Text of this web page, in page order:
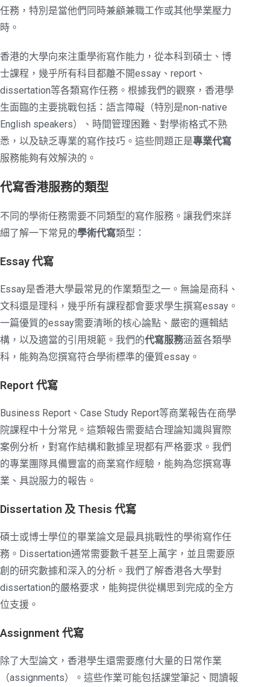
任務，特別是當他們同時兼顧兼職工作或其他學業壓力
時。
香港的大學向來注重學術寫作能力，從本科到碩士、博
士課程，幾乎所有科目都離不開essay、report、
dissertation等各類寫作任務。根據我們的觀察，香港學
生面臨的主要挑戰包括：語言障礙（特別是non-native
English speakers）、時間管理困難、對學術格式不熟
悉，以及缺乏專業的寫作技巧。這些問題正是專業代寫
服務能夠有效解決的。
代寫香港服務的類型
不同的學術任務需要不同類型的寫作服務。讓我們來詳
細了解一下常見的學術代寫類型：
Essay 代寫
Essay是香港大學最常見的作業類型之一。無論是商科、
文科還是理科，幾乎所有課程都會要求學生撰寫essay。
一篇優質的essay需要清晰的核心論點、嚴密的邏輯結
構，以及適當的引用規範。我們的代寫服務涵蓋各類學
科，能夠為您撰寫符合學術標準的優質essay。
Report 代寫
Business Report、Case Study Report等商業報告在商學
院課程中十分常見。這類報告需要結合理論知識與實際
案例分析，對寫作結構和數據呈現都有严格要求。我們
的專業團隊具備豐富的商業寫作經驗，能夠為您撰寫專
業、具說服力的報告。
Dissertation 及 Thesis 代寫
碩士或博士學位的畢業論文是最具挑戰性的學術寫作任
務。Dissertation通常需要數千甚至上萬字，並且需要原
創的研究數據和深入的分析。我們了解香港各大學對
dissertation的嚴格要求，能夠提供從構思到完成的全方
位支援。
Assignment 代寫
除了大型論文，香港學生還需要應付大量的日常作業
（assignments）。這些作業可能包括課堂筆記、閱讀報